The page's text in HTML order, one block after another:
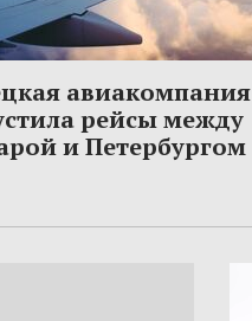
авиакомпания
рейсы между
и Петербургом